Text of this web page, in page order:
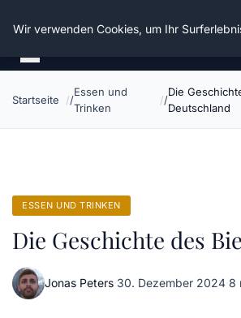
Die Schnitter
Startseite
Essen und
Trinken
Die
Deutschland
ESSEN UND TRINKEN
Die Geschichte des
Jonas Peters·30. Dezember 2024·8
Wir verwenden Cookies, um Ihr